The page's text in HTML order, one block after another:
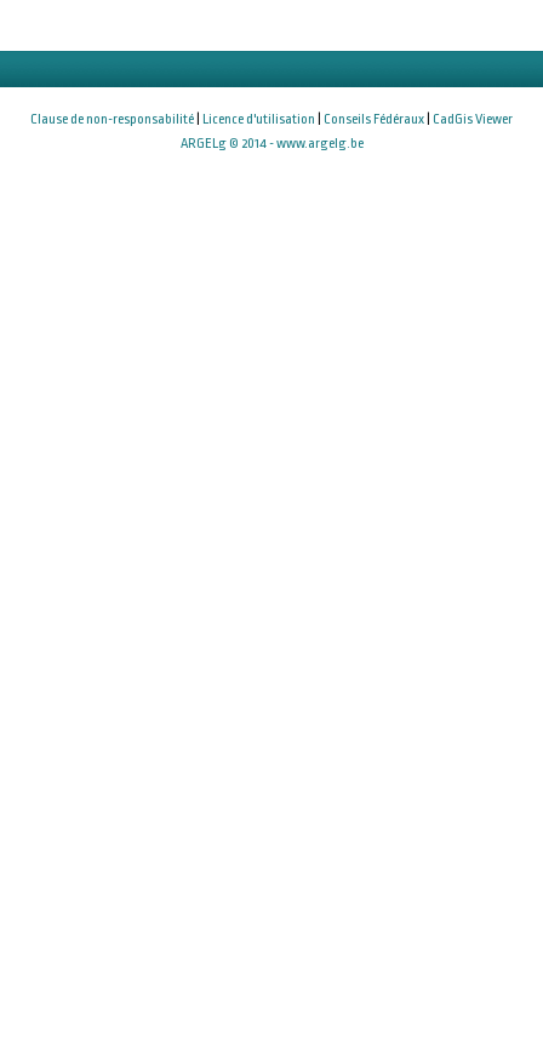
Clause de non-responsabilité Licence d'utilisation Conseils Fédéraux
CadGis Viewer
ARGELg © 2014 - www.argelg.be